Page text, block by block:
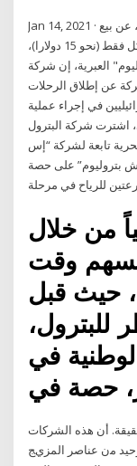
Jan 14, 2021 · بيت لحم- معا- أعلنت شركة طيران، اليوم الخميس، عن بيع
تذاكر رحلاتها من أبوظبي إلى تل أبيب بـ 49 شيكل فقط (نحو 15 دولارا)،
العبرية، إن شركة
عن إطلاق الرحلات
في إجراء عملية
اشترت شركة البترول
تابعة لشركة “إس
بتروليوم” على حصة
من خلال
وقت
حيث قبل
للبترول،
في
أن هذه الشركات
ﻣن عناصر المزيﺞ